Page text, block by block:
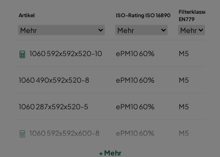
Artikel ISO-Rating ISO 16890
Filterklasse
EN779
1060 592x592x520-10 ePM10 60% M5
1060 490x592x520-8 ePM10 60% M5
1060 287x592x520-5 ePM10 60% M5
1060 592x592x600-8 ePM10 60% M5
+ Mehr